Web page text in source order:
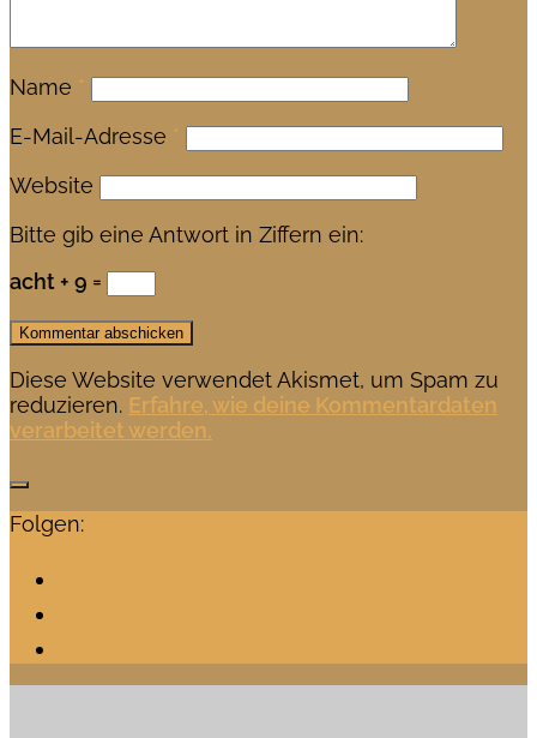
Name *
E-Mail-Adresse *
Website
Bitte gib eine Antwort in Ziffern ein:
acht + 9 =
Diese Website verwendet Akismet, um Spam zu
reduzieren. Erfahre, wie deine Kommentardaten
verarbeitet werden.
Folgen: